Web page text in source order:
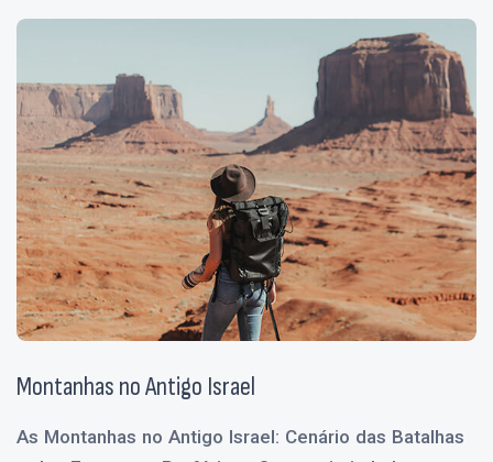
Montanhas no Antigo Israel
As Montanhas no Antigo Israel: Cenário das Batalhas